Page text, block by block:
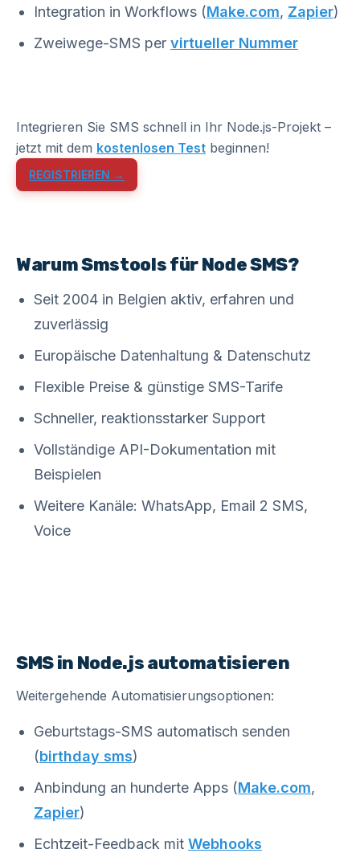
Integration in Workflows (Make.com, Zapier)
Zweiwege-SMS per virtueller Nummer
Integrieren Sie SMS schnell in Ihr Node.js-Projekt –
jetzt mit dem kostenlosen Test beginnen!
REGISTRIEREN →
Warum Smstools für Node SMS?
Seit 2004 in Belgien aktiv, erfahren und
zuverlässig
Europäische Datenhaltung & Datenschutz
Flexible Preise & günstige SMS-Tarife
Schneller, reaktionsstarker Support
Vollständige API-Dokumentation mit
Beispielen
Weitere Kanäle: WhatsApp, Email 2 SMS,
Voice
SMS in Node.js automatisieren
Weitergehende Automatisierungsoptionen:
Geburtstags-SMS automatisch senden
(birthday sms)
Anbindung an hunderte Apps (Make.com,
Zapier)
Echtzeit-Feedback mit Webhooks